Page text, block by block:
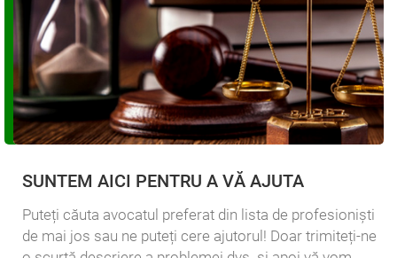
SUNTEM AICI PENTRU A VĂ AJUTA
Puteți căuta avocatul preferat din lista de profesioniști
de mai jos sau ne puteți cere ajutorul! Doar trimiteți-ne